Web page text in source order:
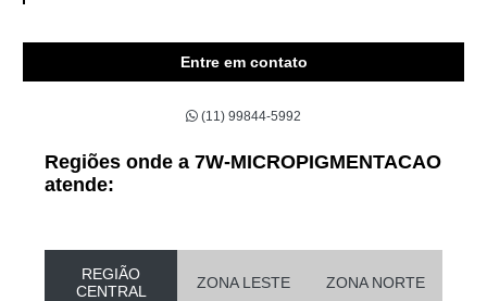
Entre em contato
(11) 99844-5992
Regiões onde a 7W-MICROPIGMENTACAO
atende:
REGIÃO
CENTRAL
ZONA LESTE ZONA NORTE